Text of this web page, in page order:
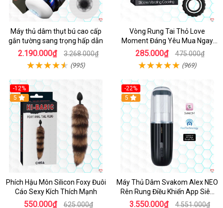
Máy thủ dâm thụt bú cao cấp
gắn tường sang trọng hấp dẫn
2.190.000₫ 3.268.000₫
(995)
Vòng Rung Tai Thỏ Love
Moment Đáng Yêu Mua Ngay
Giá Tốt
285.000₫ 475.000₫
(969)
-12%
Hot
5
Phích Hậu Môn Silicon Foxy Đuôi
Cáo Sexy Kích Thích Mạnh
550.000₫ 625.000₫
-22%
5
Máy Thủ Dâm Svakom Alex NEO
Rên Rung Điều Khiển App Siêu
Phê
3.550.000₫ 4.551.000₫